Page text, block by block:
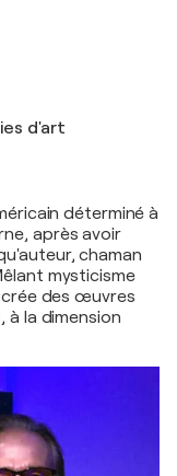
d'art
déterminé à
après avoir
chaman
mysticisme
des œuvres
à la dimension